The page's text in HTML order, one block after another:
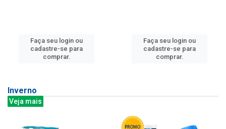
Faça seu login ou
cadastre-se para
comprar.
Faça seu login ou
cadastre-se para
comprar.
Inverno
Veja mais